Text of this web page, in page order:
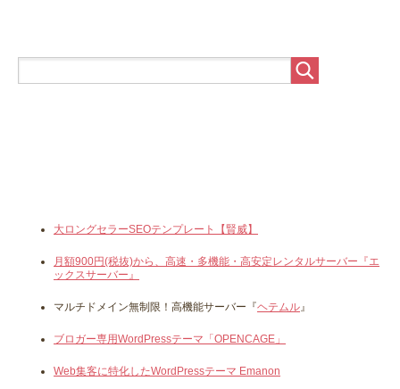
大ロングセラーSEOテンプレート【賢威】
月額900円(税抜)から、高速・多機能・高安定レンタルサーバー『エ
ックスサーバー』
マルチドメイン無制限！高機能サーバー『ヘテムル』
ブロガー専用WordPressテーマ「OPENCAGE」
Web集客に特化したWordPressテーマ Emanon